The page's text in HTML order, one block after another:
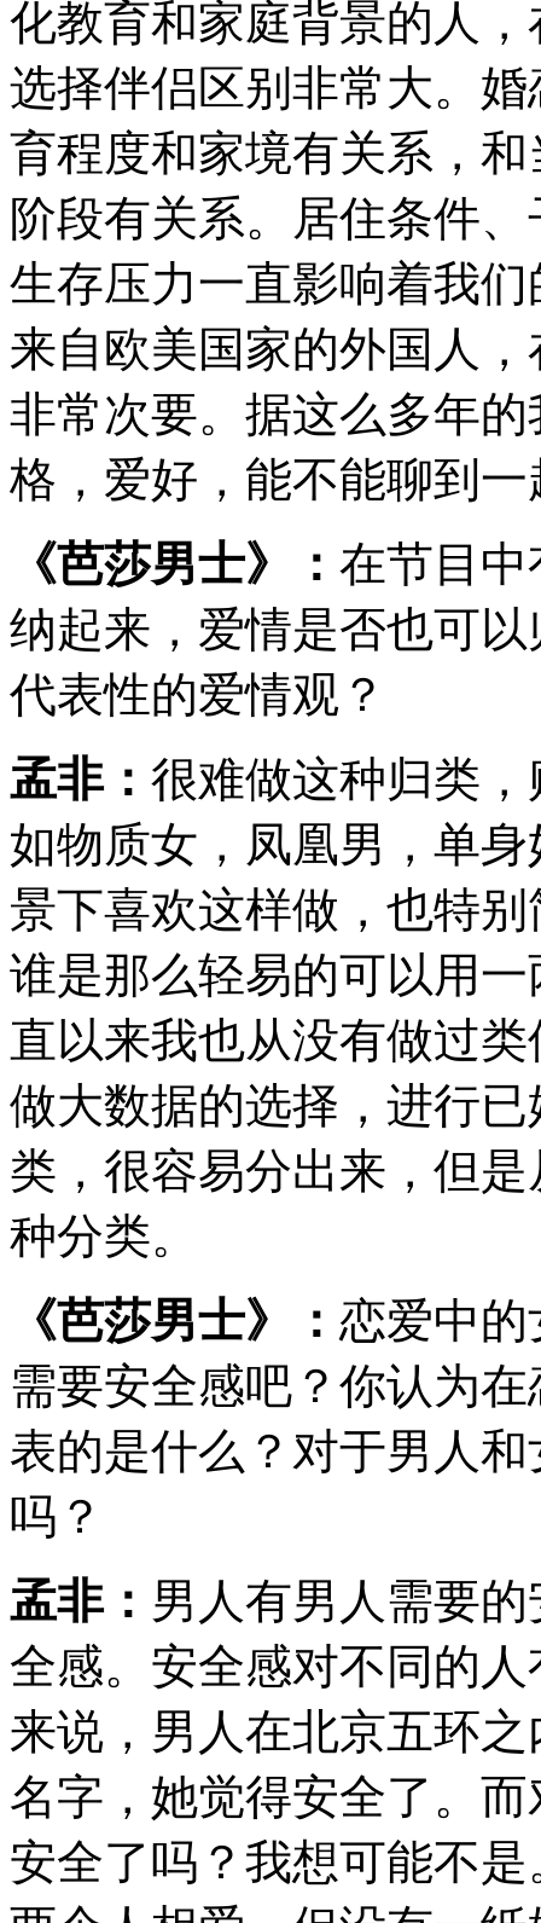
化教育和家庭背景的人
选择伴侣区别非常大。
育程度和家境有关系，
阶段有关系。居住条件
生存压力一直影响着我
来自欧美国家的外国人
非常次要。据这么多年
格，爱好，能不能聊到
《芭莎男士》： 在节目
纳起来，爱情是否也可
代表性的爱情观？
孟非： 很难做这种归类
如物质女，凤凰男，单
景下喜欢这样做，也特
谁是那么轻易的可以用
直以来我也从没有做过
做大数据的选择，进行
类，很容易分出来，但
种分类。
《芭莎男士》： 恋爱中
需要安全感吧？你认为
表的是什么？对于男人
吗？
孟非： 男人有男人需要
全感。安全感对不同的
来说，男人在北京五环
名字，她觉得安全了。
安全了吗？我想可能不